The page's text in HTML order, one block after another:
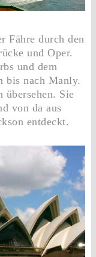
Fähre durch den
und Oper.
und dem
bis nach Manly.
übersehen. Sie
von da aus
entdeckt.